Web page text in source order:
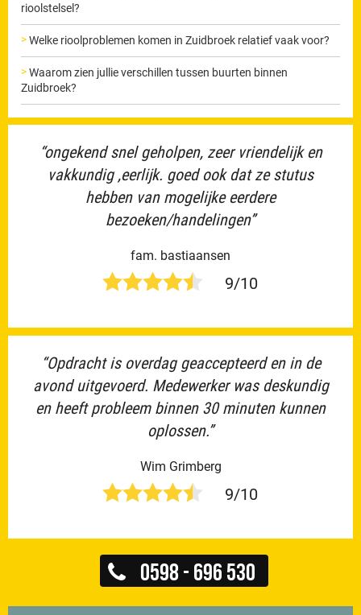
rioolstelsel?
Welke rioolproblemen komen in Zuidbroek relatief vaak voor?
Waarom zien jullie verschillen tussen buurten binnen
Zuidbroek?
“ongekend snel geholpen, zeer vriendelijk en
vakkundig ,eerlijk. goed ook dat ze stutus
hebben van mogelijke eerdere
bezoeken/handelingen”
fam. bastiaansen
9/10
“Opdracht is overdag geaccepteerd en in de
avond uitgevoerd. Medewerker was deskundig
en heeft probleem binnen 30 minuten kunnen
oplossen.”
Wim Grimberg
9/10
0598 - 696 530